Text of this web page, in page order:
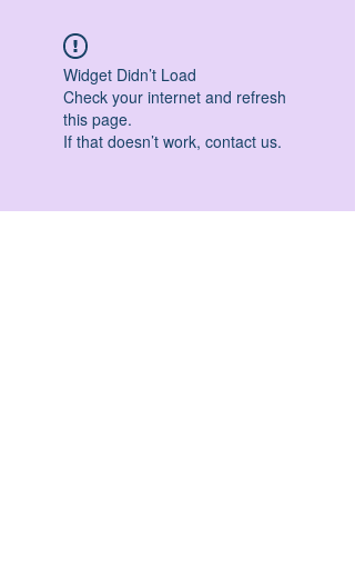
Widget Didn’t Load
Check your internet and refresh
this page.
If that doesn’t work, contact us.